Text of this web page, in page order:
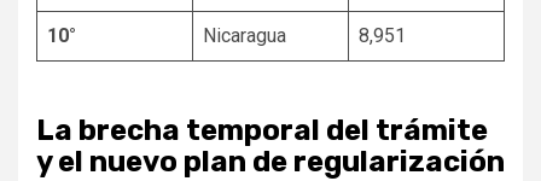
10° Nicaragua 8,951
La brecha temporal del trámite
y el nuevo plan de regularización